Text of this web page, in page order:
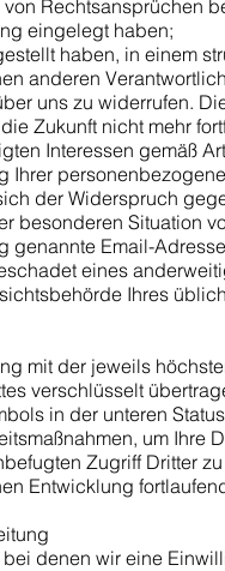
Rechtsansprüchen
eingelegt haben;
haben, in einem
anderen
uns zu widerrufen.
Zukunft nicht mehr
Interessen gemäß
Ihrer
der Widerspruch
besonderen Situation
genannte Email-
eines
Ihres
mit der jeweils
verschlüsselt
in der unteren
um Ihre
Zugriff Dritter
Entwicklung
denen wir eine